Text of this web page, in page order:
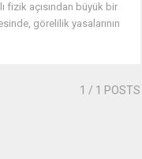
fizik açısından büyük bir
görelilik yasalarının
1 / 1 POSTS